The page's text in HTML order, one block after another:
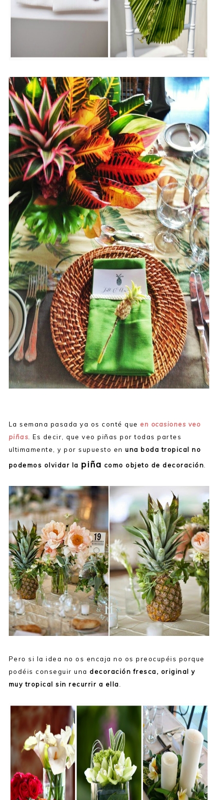
La semana pasada ya os conté queen ocasiones veo
piñas. Es decir, que veo piñas por todas partes
ultimamente, y por supuesto enuna boda tropical no
podemos olvidar la piña como objeto de decoración.
Pero si la idea no os encaja no os preocupéis porque
podéis conseguir unadecoración fresca, original y
muy tropical sin recurrir a ella.